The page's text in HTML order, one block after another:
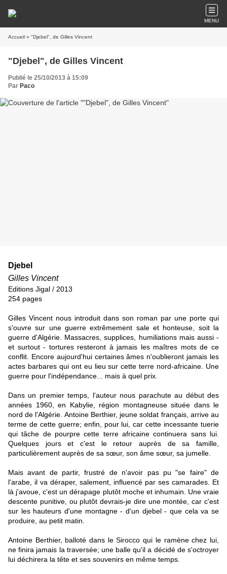
MENU
Accueil » "Djebel", de Gilles Vincent
"Djebel", de Gilles Vincent
Publié le 25/10/2013 à 15:09
Par Paco
Djebel
Gilles Vincent
Editions Jigal / 2013
254 pages
Gilles Vincent nous introduit dans son roman par une porte qui
s'ouvre sur une guerre extrêmement sale et honteuse, soit la
guerre d'Algérie. Massacres, supplices, humiliations mais aussi -
et surtout - tortures resteront à jamais les maîtres mots de ce
conflit. Encore aujourd'hui certaines âmes n'oublieront jamais les
actes barbares qui ont eu lieu sur cette terre nord-africaine. Une
guerre pour l'indépendance... mais à quel prix.
Dans un premier temps, l'auteur nous parachute au début des
années 1960, en Kabylie, région montagneuse située dans le
nord de l'Algérie. Antoine Berthier, jeune soldat français, arrive au
terme de cette guerre; enfin, pour lui, car cette incessante tuerie
qui tâche de pourpre cette terre africaine continuera sans lui.
Quelques jours et c'est le retour auprès de sa famille,
particulièrement auprès de sa sœur, son âme sœur, sa jumelle.
Mais avant de partir, frustré de n'avoir pas pu "se faire" de
l'arabe, il va déraper, salement, influencé par ses camarades. Et
là j'avoue, c'est un dérapage plutôt moche et inhumain. Une vraie
descente punitive, ou plutôt devrais-je dire une montée, car c'est
sur les hauteurs d'une montagne - d'un djebel - que cela va se
produire, au petit matin.
Antoine Berthier, balloté dans le Sirocco qui le ramène chez lui,
ne finira jamais la traversée; une balle qu'il a décidé de s'octroyer
lui déchirera la tête et ses souvenirs en même temps.